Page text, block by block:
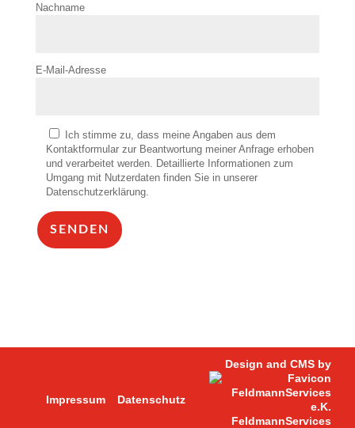
Nachname
E-Mail-Adresse
Ich stimme zu, dass meine Angaben aus dem
Kontaktformular zur Beantwortung meiner Anfrage erhoben
und verarbeitet werden. Detaillierte Informationen zum
Umgang mit Nutzerdaten finden Sie in unserer
Datenschutzerklärung.
SENDEN
Impressum Datenschutz
Design and CMS by
FeldmannServices